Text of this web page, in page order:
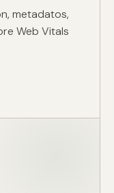
metadatos,
Web Vitals